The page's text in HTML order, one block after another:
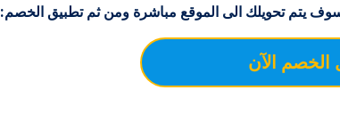
يتم تحويلك الى الموقع مباشرة ومن ثم تطبيق الخصم:
الخصم الآن